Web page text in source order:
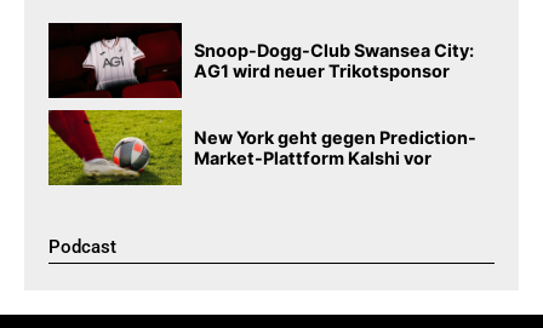
Snoop-Dogg-Club Swansea City:
AG1 wird neuer Trikotsponsor
New York geht gegen Prediction-
Market-Plattform Kalshi vor
Podcast​